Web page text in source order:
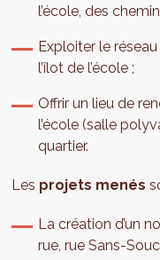
l’école, des
Exploiter le
l’îlot de l’école ;
Offrir un lieu de
l’école (salle
quartier.
Les projets menés
La création d’un
rue, rue Sans-